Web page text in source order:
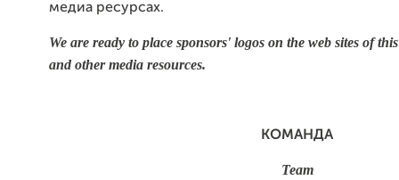
медиа ресурсах.
We are ready to place sponsors' logos on the web sites of
and other media resources.
КОМАНДА
Team